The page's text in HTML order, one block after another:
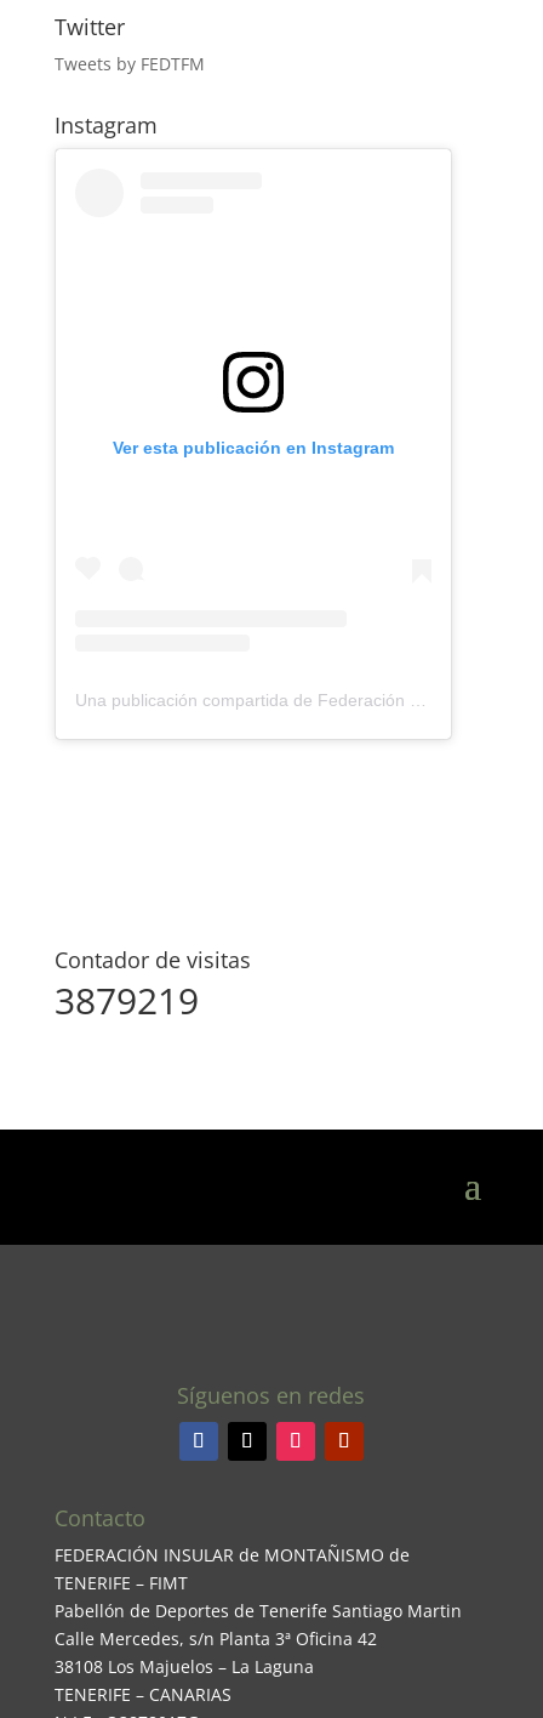
Twitter
Tweets by FEDTFM
Instagram
Ver esta publicación en Instagram
Una publicación compartida de Federación Montañismo Tenerife (@federacion_montanismo_tenerife)
Contador de visitas
3879219
Síguenos en redes
Contacto
FEDERACIÓN INSULAR de MONTAÑISMO de
TENERIFE – FIMT
Pabellón de Deportes de Tenerife Santiago Martin
Calle Mercedes, s/n Planta 3ª Oficina 42
38108 Los Majuelos – La Laguna
TENERIFE – CANARIAS